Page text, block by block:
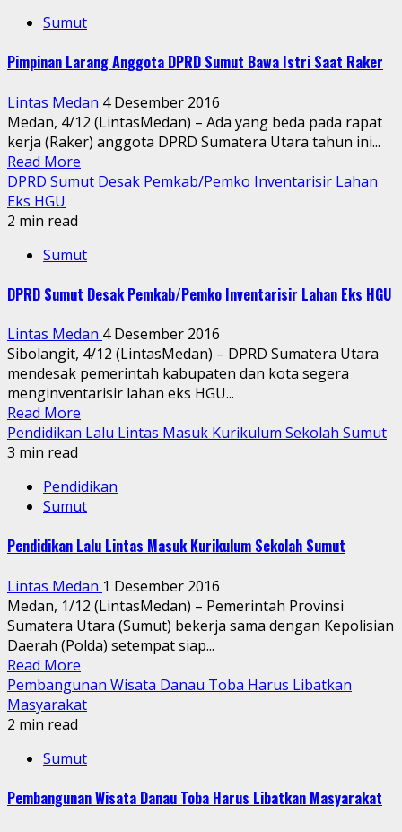
Sumut
Pimpinan Larang Anggota DPRD Sumut Bawa Istri Saat Raker
Lintas Medan 4 Desember 2016
Medan, 4/12 (LintasMedan) – Ada yang beda pada rapat
kerja (Raker) anggota DPRD Sumatera Utara tahun ini...
Read More
DPRD Sumut Desak Pemkab/Pemko Inventarisir Lahan
Eks HGU
2 min read
Sumut
DPRD Sumut Desak Pemkab/Pemko Inventarisir Lahan Eks HGU
Lintas Medan 4 Desember 2016
Sibolangit, 4/12 (LintasMedan) – DPRD Sumatera Utara
mendesak pemerintah kabupaten dan kota segera
menginventarisir lahan eks HGU...
Read More
Pendidikan Lalu Lintas Masuk Kurikulum Sekolah Sumut
3 min read
Pendidikan
Sumut
Pendidikan Lalu Lintas Masuk Kurikulum Sekolah Sumut
Lintas Medan 1 Desember 2016
Medan, 1/12 (LintasMedan) – Pemerintah Provinsi
Sumatera Utara (Sumut) bekerja sama dengan Kepolisian
Daerah (Polda) setempat siap...
Read More
Pembangunan Wisata Danau Toba Harus Libatkan
Masyarakat
2 min read
Sumut
Pembangunan Wisata Danau Toba Harus Libatkan Masyarakat